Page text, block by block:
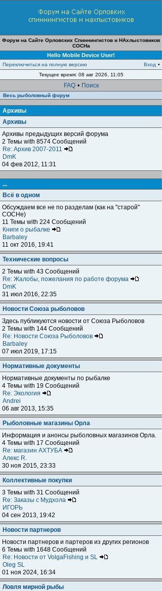
Форум на Сайте Орловских Спиннингистов и НАхлыстовиков
СОСНа
Hello Mobile Device User!
Переключиться на полную версию Вход •
Текущее время: 08 авг 2026, 11:05
FAQ • Поиск
Весь рыболовный форум
Архивы
Архивы
Архивы предыдущих версий форума
2 Темы with 8574 Сообщений
Re: Архив 2007-2011
DmK
04 фев 2012, 11:31
...
Всё в одном
Обсуждаем все не по разделам (как на "старой"
СОСНе)
11 Темы with 224 Сообщений
Книги о рыбалке
Barbaley
11 окт 2016, 19:41
Технические вопросы
2 Темы with 43 Сообщений
Re: Жалобы, пожелания по работе форума
DmK
31 июл 2016, 22:35
Новости Союза рыболовов
Здесь публикуются новости от Союза Рыболовов
2 Темы with 144 Сообщений
Re: Новости Союза Рыболовов
Barbaley
07 июл 2019, 17:15
Нормативные документы
Нормативные документы по рыбалке
4 Темы with 19 Сообщений
Re: Экология
Andrei
06 авг 2013, 15:35
Рыболовные магазины Орла
Информация и анонсы рыболовных магазинов Орла.
4 Темы with 17 Сообщений
Re: магазин АХТУБА
Алекс R.
30 ноя 2015, 23:33
Коллективные покупки
3 Темы with 31 Сообщений
Re: Заказы с Мудхола
ИГОРЬ
04 сен 2013, 19:42
Новости партнеров
Новости партнеров и партеров из других регионов
6 Темы with 1648 Сообщений
Re: Новости от VolgaFishing и SL
Oleg SL
01 ноя 2024, 16:34
Ловля мирной рыбы